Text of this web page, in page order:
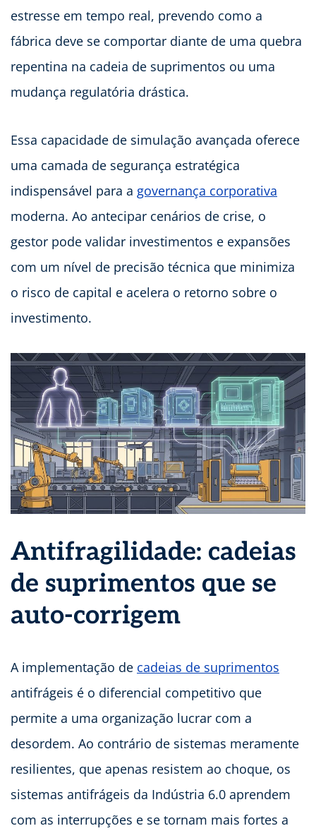
estresse em tempo real, prevendo como a
fábrica deve se comportar diante de uma quebra
repentina na cadeia de suprimentos ou uma
mudança regulatória drástica.
Essa capacidade de simulação avançada oferece
uma camada de segurança estratégica
indispensável para a governança corporativa
moderna. Ao antecipar cenários de crise, o
gestor pode validar investimentos e expansões
com um nível de precisão técnica que minimiza
o risco de capital e acelera o retorno sobre o
investimento.
Antifragilidade: cadeias
de suprimentos que se
auto-corrigem
A implementação de cadeias de suprimentos
antifrágeis é o diferencial competitivo que
permite a uma organização lucrar com a
desordem. Ao contrário de sistemas meramente
resilientes, que apenas resistem ao choque, os
sistemas antifrágeis da Indústria 6.0 aprendem
com as interrupções e se tornam mais fortes a